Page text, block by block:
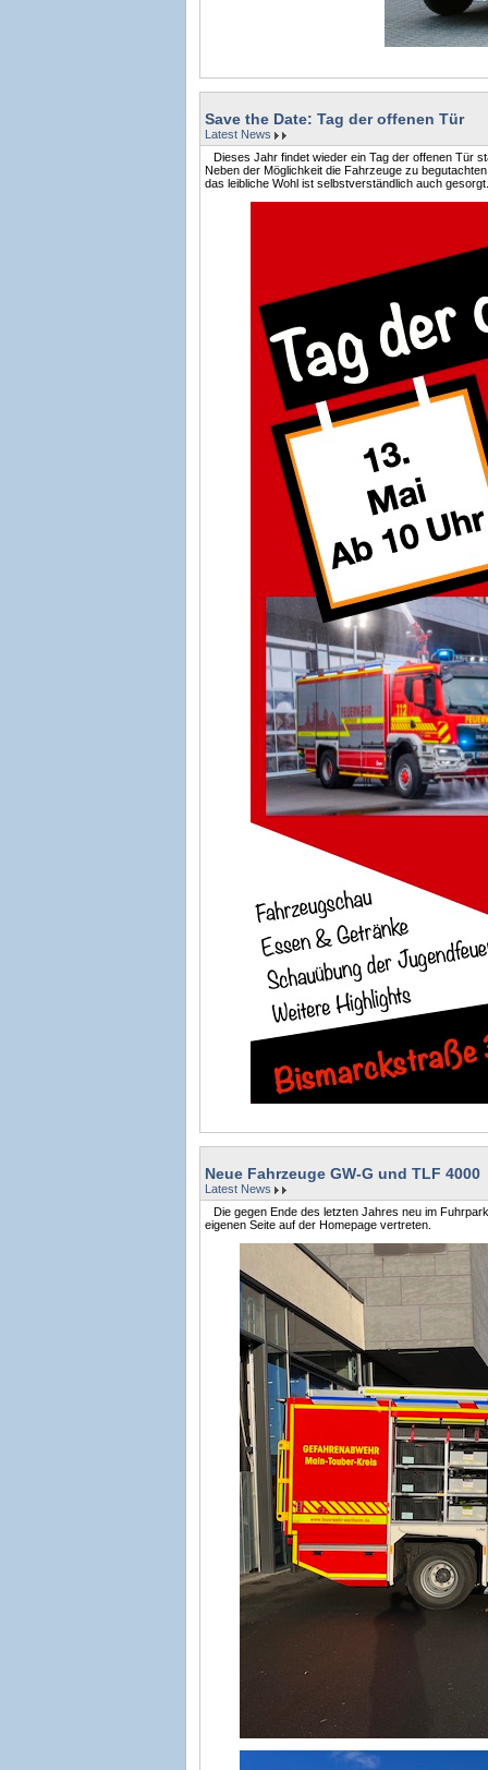
Save the Date: Tag der offenen Tür
Latest News
Dieses Jahr findet wieder ein Tag der offenen Tür
Neben der Möglichkeit die Fahrzeuge zu
das leibliche Wohl ist selbstverständlich auch gesorgt.
Neue Fahrzeuge GW-G und TLF 4000
Latest News
Die gegen Ende des letzten Jahres neu im
eigenen Seite auf der Homepage vertreten.